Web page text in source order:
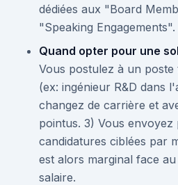
dédiées aux "Board
"Speaking Engagements".
Quand opter pour une
Vous postulez à un
(ex: ingénieur R&D dans
changez de carrière et
pointus. 3) Vous envoyez
candidatures ciblées par
est alors marginal face
salaire.